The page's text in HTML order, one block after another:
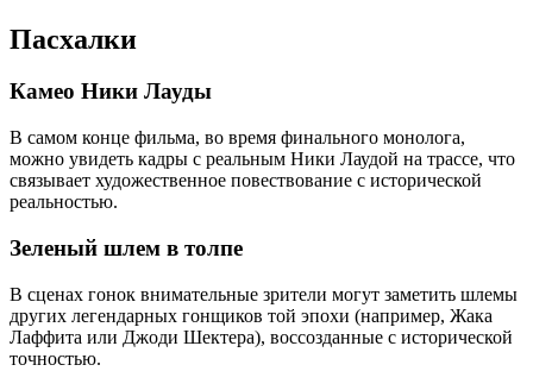
Пасхалки
Камео Ники Лауды
В самом конце фильма, во время финального монолога,
можно увидеть кадры с реальным Ники Лаудой на трассе, что
связывает художественное повествование с исторической
реальностью.
Зеленый шлем в толпе
В сценах гонок внимательные зрители могут заметить шлемы
других легендарных гонщиков той эпохи (например, Жака
Лаффита или Джоди Шектера), воссозданные с исторической
точностью.